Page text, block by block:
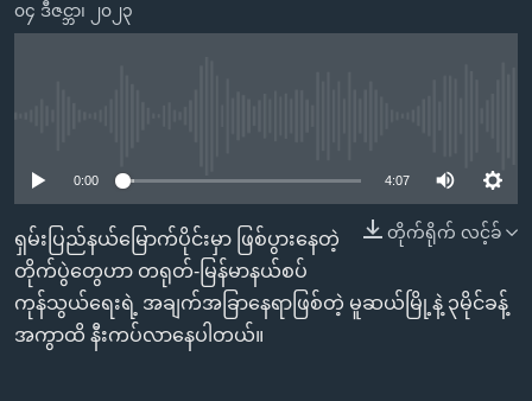
သို့
စာမျက်နှာ
သို့
ကျော်
ကြည့်
အစ္စရေး-ပါလက်စတိုင်း
အင်္ဂလိပ်စာလေ့လာမယ်
ဗွီအိုအေ လူမှုကွန်ယက်များ
၀၄ ဒီဇင္ဘာ၊ ၂၀၂၃
0:00 4:07
တိုက်ရိုက် လင့်ခ်
ရှမ်းပြည်နယ်မြောက်ပိုင်းမှာ ဖြစ်ပွားနေတဲ့
တိုက်ပွဲတွေဟာ တရုတ်-မြန်မာနယ်စပ်
ကုန်သွယ်ရေးရဲ့ အချက်အခြာနေရာဖြစ်တဲ့ မူဆယ်မြို့နဲ့ ၃မိုင်ခန့်
အကွာထိ နီးကပ်လာနေပါတယ်။